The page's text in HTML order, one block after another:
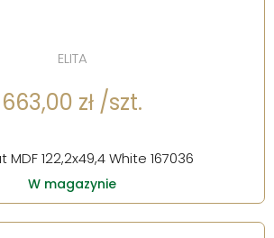
ELITA
663,00 zł /szt.
MDF 122,2x49,4 White 167036
W magazynie